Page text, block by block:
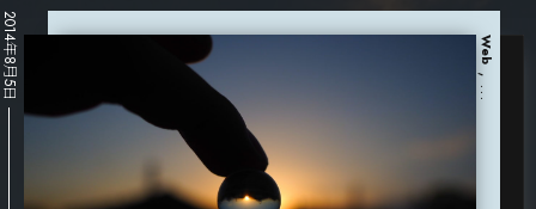
Web
, …
2014年8月5日